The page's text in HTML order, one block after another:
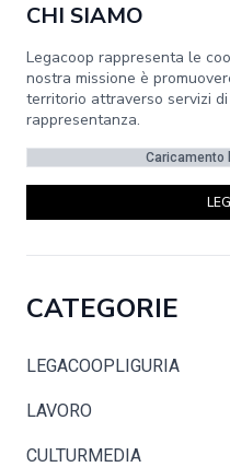
CHI SIAMO
Legacoop rappresenta le
nostra missione è
territorio attraverso servizi
rappresentanza.
Caricamento
CATEGORIE
LEGACOOPLIGURIA
LAVORO
CULTURMEDIA